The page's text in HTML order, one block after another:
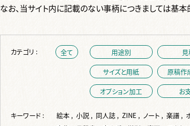
なお、当サイト内に記載のない事柄につきましては基
カテゴリ : 全て 用途別
サイズと用紙 原稿作
オプション加工 お
キーワード : 絵本 , 小説 , 同人誌 , ZINE , ノート , 楽譜 ,